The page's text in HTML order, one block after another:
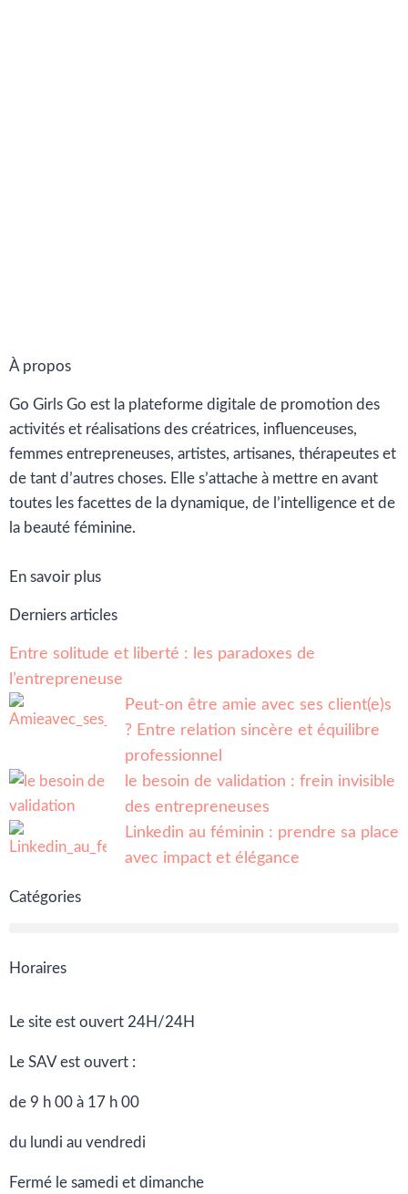
À propos
Go Girls Go est la plateforme digitale de promotion des
activités et réalisations des créatrices, influenceuses,
femmes entrepreneuses, artistes, artisanes, thérapeutes et
de tant d’autres choses. Elle s’attache à mettre en avant
toutes les facettes de la dynamique, de l’intelligence et de
la beauté féminine.
En savoir plus
Derniers articles
Entre solitude et liberté : les paradoxes de
l’entrepreneuse
Peut-on être amie avec ses client(e)s
? Entre relation sincère et équilibre
professionnel
le besoin de validation : frein invisible
des entrepreneuses
Linkedin au féminin : prendre sa place
avec impact et élégance
Catégories
Horaires
Le site est ouvert 24H/24H
Le SAV est ouvert :
de 9 h 00 à 17 h 00
du lundi au vendredi
Fermé le samedi et dimanche